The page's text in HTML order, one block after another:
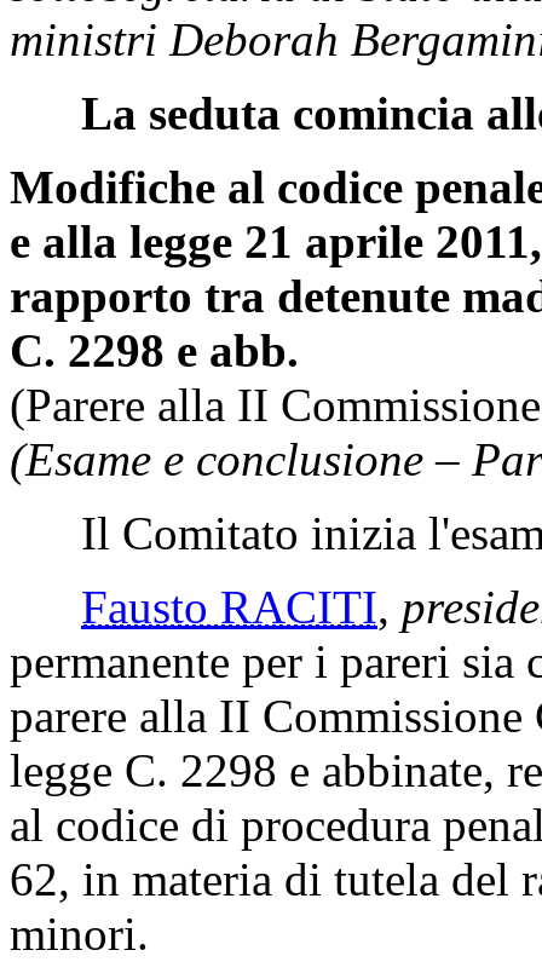
ministri Deborah
La seduta comincia
Modifiche al codice
e alla legge 21 aprile
rapporto tra detenute
C. 2298 e abb.
(Parere alla II
(Esame e conclusione –
Il Comitato inizia
Fausto RACITI,
permanente per i pareri sia
parere alla II
legge C. 2298 e abbinate,
al codice di procedura
62, in materia di tutela del
minori.